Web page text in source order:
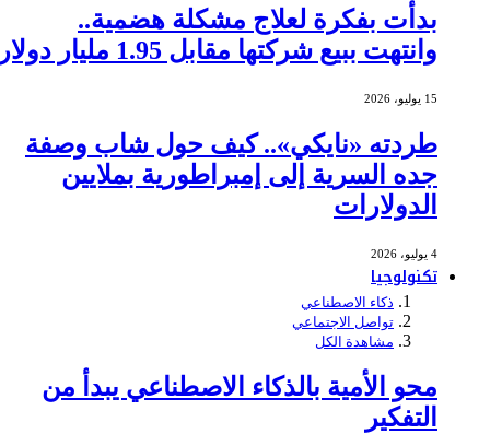
بدأت بفكرة لعلاج مشكلة هضمية..
وانتهت ببيع شركتها مقابل 1.95 مليار دولار
15 يوليو، 2026
طردته «نايكي».. كيف حول شاب وصفة
جده السرية إلى إمبراطورية بملايين
الدولارات
4 يوليو، 2026
تكنولوجيا
ذكاء الاصطناعي
تواصل الاجتماعي
مشاهدة الكل
محو الأمية بالذكاء الاصطناعي يبدأ من
التفكير